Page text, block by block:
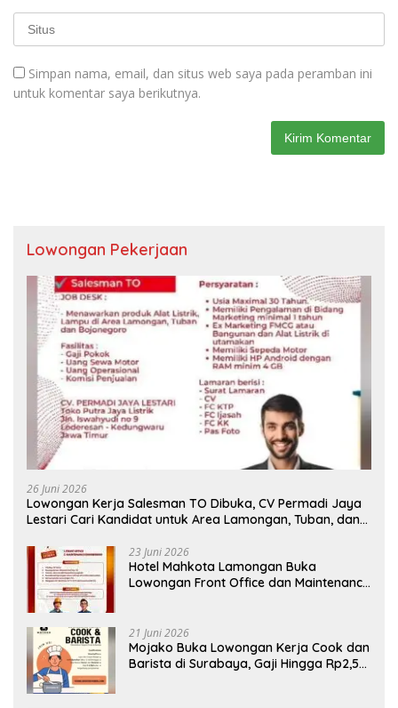
Simpan nama, email, dan situs web saya pada peramban ini
untuk komentar saya berikutnya.
Lowongan Pekerjaan
26 Juni 2026
Lowongan Kerja Salesman TO Dibuka, CV Permadi Jaya
Lestari Cari Kandidat untuk Area Lamongan, Tuban, dan
23 Juni 2026
Hotel Mahkota Lamongan Buka
Lowongan Front Office dan Maintenance
21 Juni 2026
Mojako Buka Lowongan Kerja Cook dan
Barista di Surabaya, Gaji Hingga Rp2,5